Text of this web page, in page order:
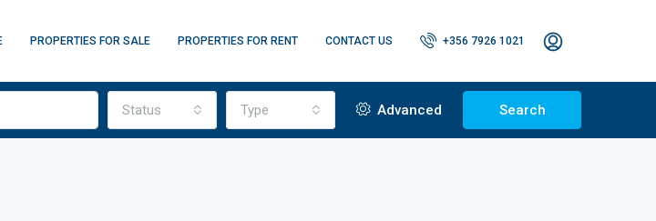
PROPERTIES FOR SALE PROPERTIES FOR RENT CONTACT US +356 7926 1021
Status Type Advanced Search